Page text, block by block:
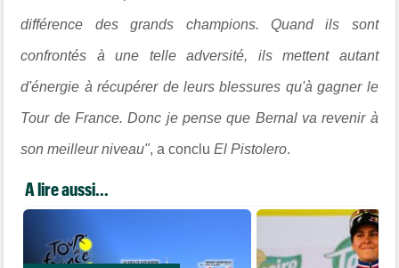
différence des grands champions. Quand ils sont
confrontés à une telle adversité, ils mettent autant
d'énergie à récupérer de leurs blessures qu'à gagner le
Tour de France. Donc je pense que Bernal va revenir à
son meilleur niveau", a concluEl Pistolero.
A lire aussi...